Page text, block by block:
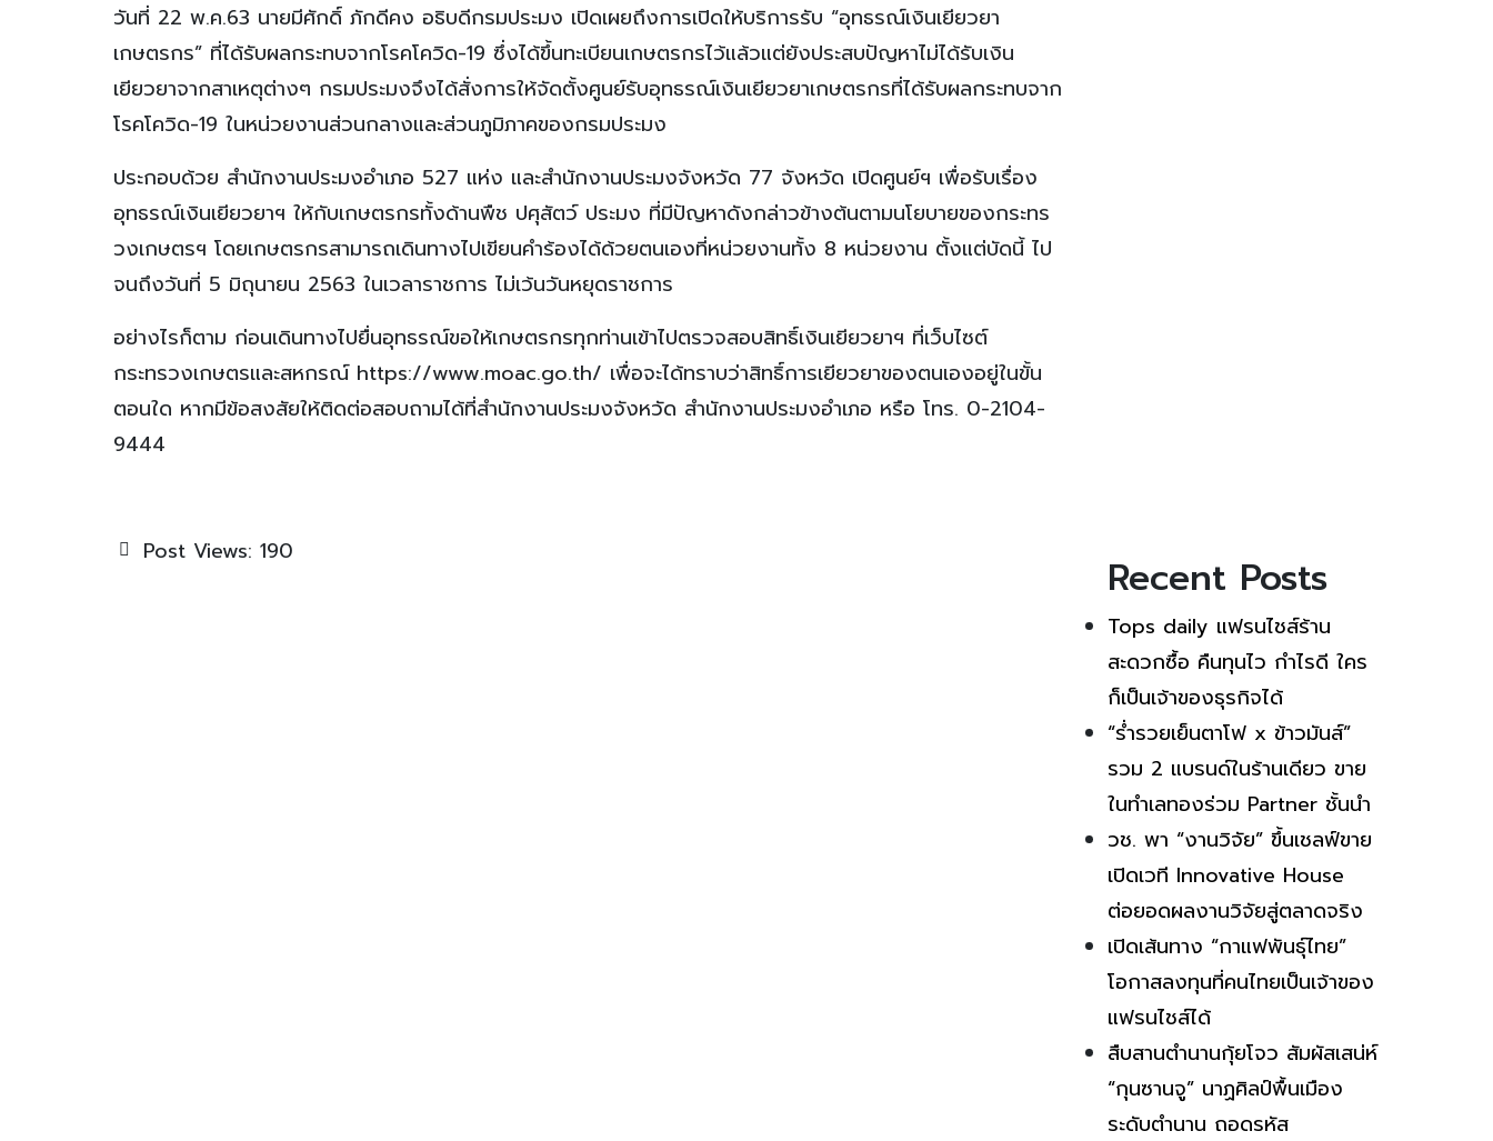
วันที่ 22 พ.ค.63 นายมีศักดิ์ ภักดีคง อธิบดีกรมประมง เปิดเผยถึงการเปิดให้บริการรับ “อุทธรณ์เงินเยียวยา
เกษตรกร” ที่ได้รับผลกระทบจากโรคโควิด-19 ซึ่งได้ขึ้นทะเบียนเกษตรกรไว้แล้วแต่ยังประสบปัญหาไม่ได้รับเงิน
เยียวยาจากสาเหตุต่างๆ กรมประมงจึงได้สั่งการให้จัดตั้งศูนย์รับอุทธรณ์เงินเยียวยาเกษตรกรที่ได้รับผลกระทบจาก
โรคโควิด-19 ในหน่วยงานส่วนกลางและส่วนภูมิภาคของกรมประมง
ประกอบด้วย สำนักงานประมงอำเภอ 527 แห่ง และสำนักงานประมงจังหวัด 77 จังหวัด เปิดศูนย์ฯ เพื่อรับเรื่อง
อุทธรณ์เงินเยียวยาฯ ให้กับเกษตรกรทั้งด้านพืช ปศุสัตว์ ประมง ที่มีปัญหาดังกล่าวข้างต้นตามนโยบายของกระทร
วงเกษตรฯ โดยเกษตรกรสามารถเดินทางไปเขียนคำร้องได้ด้วยตนเองที่หน่วยงานทั้ง 8 หน่วยงาน ตั้งแต่บัดนี้ ไป
จนถึงวันที่ 5 มิถุนายน 2563 ในเวลาราชการ ไม่เว้นวันหยุดราชการ
อย่างไรก็ตาม ก่อนเดินทางไปยื่นอุทธรณ์ขอให้เกษตรกรทุกท่านเข้าไปตรวจสอบสิทธิ์เงินเยียวยาฯ ที่เว็บไซต์
กระทรวงเกษตรและสหกรณ์ https://www.moac.go.th/ เพื่อจะได้ทราบว่าสิทธิ์การเยียวยาของตนเองอยู่ในขั้น
ตอนใด หากมีข้อสงสัยให้ติดต่อสอบถามได้ที่สำนักงานประมงจังหวัด สำนักงานประมงอำเภอ หรือ โทร. 0-2104-
9444
Post Views: 190 Recent Posts
Tops daily แฟรนไชส์ร้าน
สะดวกซื้อ คืนทุนไว กำไรดี ใคร
ก็เป็นเจ้าของธุรกิจได้
“ร่ำรวยเย็นตาโฟ x ข้าวมันส์”
รวม 2 แบรนด์ในร้านเดียว ขาย
ในทำเลทองร่วม Partner ชั้นนำ
วช. พา “งานวิจัย” ขึ้นเชลฟ์ขาย
เปิดเวที Innovative House
ต่อยอดผลงานวิจัยสู่ตลาดจริง
เปิดเส้นทาง “กาแฟพันธุ์ไทย”
โอกาสลงทุนที่คนไทยเป็นเจ้าของ
แฟรนไชส์ได้
สืบสานตำนานกุ้ยโจว สัมผัสเสน่ห์
“กุนซานจู” นาฏศิลป์พื้นเมือง
ระดับตำนาน ถอดรหัส